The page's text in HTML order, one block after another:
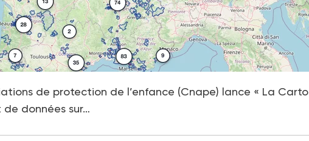
de protection de l’enfance (Cnape) lance « La Carto
données sur…